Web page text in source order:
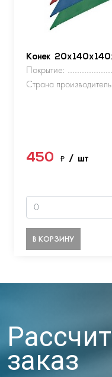
Конек
Покрытие:
Страна производитель:
450 ₽ / шт
В КОРЗИНУ
заказ